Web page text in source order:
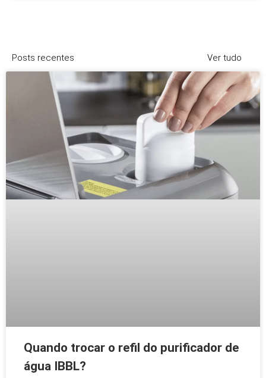
Posts recentes Ver tudo
Quando trocar o refil do purificador de
água IBBL?